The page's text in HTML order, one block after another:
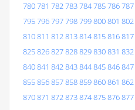
780781 782783784785786787
795796797798799800801 802
810811 812813814815816817
825826827828829830831 832
840841 842843844845846847
855856857858859860861 862
870871 872873874875876877